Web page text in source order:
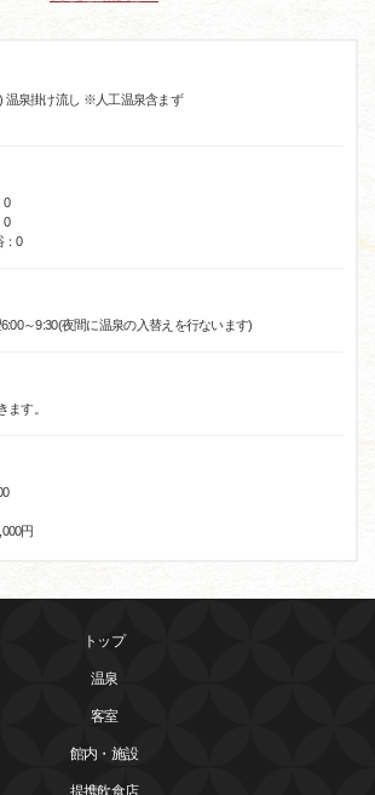
温泉掛け流し ※人工温泉含まず
0
0
：0
6:00～9:30(夜間に温泉の入替えを行ないます)
ます。
円
トップ
温泉
客室
館内・施設